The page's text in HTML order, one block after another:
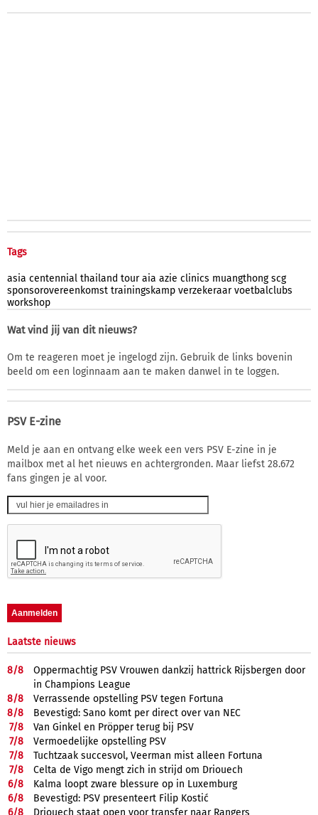
Tags
asia centennial thailand tour aia azie clinics muangthong scg
sponsorovereenkomst trainingskamp verzekeraar voetbalclubs
workshop
Wat vind jij van dit nieuws?
Om te reageren moet je ingelogd zijn. Gebruik de links bovenin
beeld om een loginnaam aan te maken danwel in te loggen.
PSV E-zine
Meld je aan en ontvang elke week een vers PSV E-zine in je
mailbox met al het nieuws en achtergronden. Maar liefst 28.672
fans gingen je al voor.
Laatste nieuws
8/8
Oppermachtig PSV Vrouwen dankzij hattrick Rijsbergen door
in Champions League
8/8
Verrassende opstelling PSV tegen Fortuna
8/8
Bevestigd: Sano komt per direct over van NEC
7/8
Van Ginkel en Pröpper terug bij PSV
7/8
Vermoedelijke opstelling PSV
7/8
Tuchtzaak succesvol, Veerman mist alleen Fortuna
7/8
Celta de Vigo mengt zich in strijd om Driouech
6/8
Kalma loopt zware blessure op in Luxemburg
6/8
Bevestigd: PSV presenteert Filip Kostić
6/8
Driouech staat open voor transfer naar Rangers